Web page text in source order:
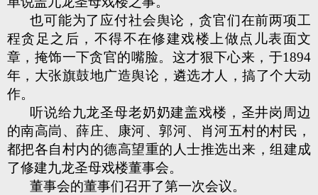
也可能为了应付社会舆论，贪官们在前两项工
程贪足之后，不得不在修建戏楼上做点儿表面文
章，掩饰一下贪官的嘴脸。这才狠下心来，于1894
年，大张旗鼓地广造舆论，遴选才人，搞了个大动
作。
听说给九龙圣母老奶奶建盖戏楼，圣井岗周边
的南高峝、薛庄、康河、郭河、肖河五村的村民，
都把各自村内的德高望重的人士推选出来，组建成
了修建九龙圣母戏楼董事会。
董事会的董事们召开了第一次会议。